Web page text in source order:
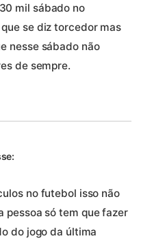
mil sábado no
se diz torcedor mas
nesse sábado não
de sempre.
no futebol isso não
pessoa só tem que fazer
do jogo da última